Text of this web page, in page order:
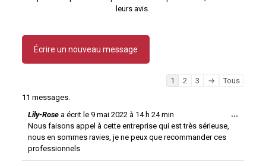
leurs avis.
Navigation
liste
du
livre
1 2 3 →
Tous
11 messages.
Lily-Rose a écrit le9 mai 2022 à 14 h 24 min
Nous faisons appel à cette entreprise qui est très sérieuse,
nous en sommes ravies, je ne peux que recommander ces
professionnels
...Ouvrir/